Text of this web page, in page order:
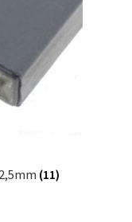
(11)